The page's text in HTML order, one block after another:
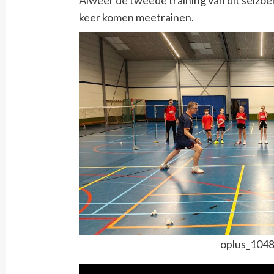
keer komen meetrainen.